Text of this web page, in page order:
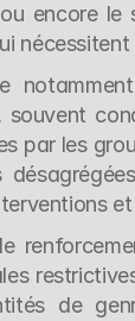
encore
souvent
par les
de